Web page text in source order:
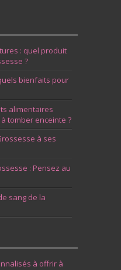
: quel produit
?
bienfaits pour
alimentaires
à tomber enceinte ?
à ses
: Pensez au
sang de la
à offrir à